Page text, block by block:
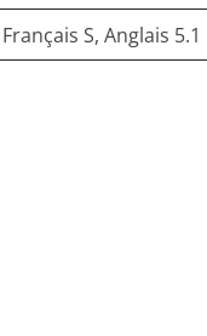
Français S, Anglais 5.1